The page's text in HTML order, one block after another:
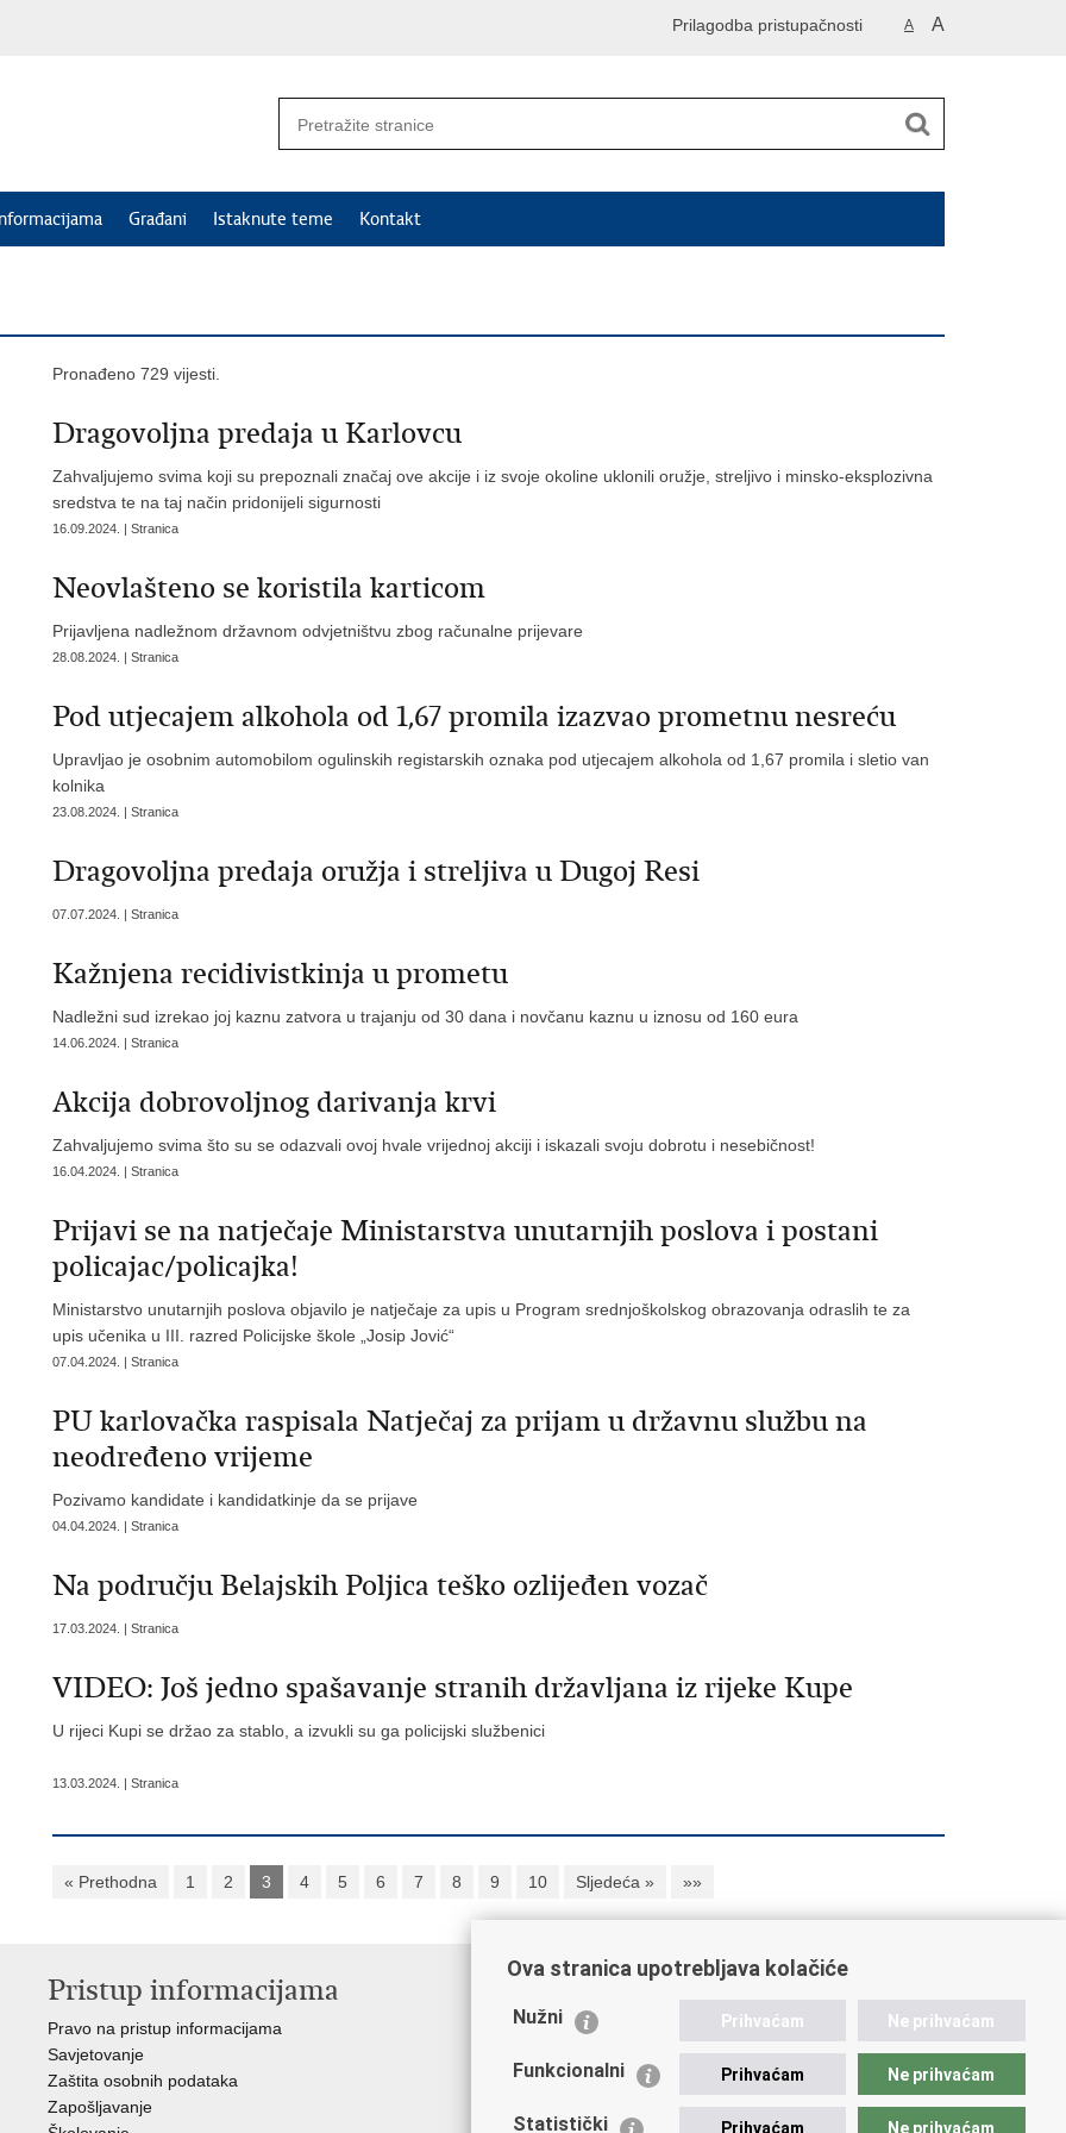
A A
Prilagodba pristupačnosti
Građani Istaknute teme Kontakt
Pronađeno 729 vijesti.
Dragovoljna predaja u Karlovcu
Zahvaljujemo svima koji su prepoznali značaj ove akcije i iz svoje okoline uklonili oružje, streljivo i minsko-eksplozivna
sredstva te na taj način pridonijeli sigurnosti
16.09.2024. | Stranica
Neovlašteno se koristila karticom
Prijavljena nadležnom državnom odvjetništvu zbog računalne prijevare
28.08.2024. | Stranica
Pod utjecajem alkohola od 1,67 promila izazvao prometnu nesreću
Upravljao je osobnim automobilom ogulinskih registarskih oznaka pod utjecajem alkohola od 1,67 promila i sletio van
kolnika
23.08.2024. | Stranica
Dragovoljna predaja oružja i streljiva u Dugoj Resi
07.07.2024. | Stranica
Kažnjena recidivistkinja u prometu
Nadležni sud izrekao joj kaznu zatvora u trajanju od 30 dana i novčanu kaznu u iznosu od 160 eura
14.06.2024. | Stranica
Akcija dobrovoljnog darivanja krvi
Zahvaljujemo svima što su se odazvali ovoj hvale vrijednoj akciji i iskazali svoju dobrotu i nesebičnost!
16.04.2024. | Stranica
Prijavi se na natječaje Ministarstva unutarnjih poslova i postani
policajac/policajka!
Ministarstvo unutarnjih poslova objavilo je natječaje za upis u Program srednjoškolskog obrazovanja odraslih te za
upis učenika u III. razred Policijske škole „Josip Jović“
07.04.2024. | Stranica
PU karlovačka raspisala Natječaj za prijam u državnu službu na
neodređeno vrijeme
Pozivamo kandidate i kandidatkinje da se prijave
04.04.2024. | Stranica
Na području Belajskih Poljica teško ozlijeđen vozač
17.03.2024. | Stranica
VIDEO: Još jedno spašavanje stranih državljana iz rijeke Kupe
U rijeci Kupi se držao za stablo, a izvukli su ga policijski službenici
13.03.2024. | Stranica
« Prethodna 1 2 3 4 5 6 7 8 9 10 Sljedeća » »»
Pristup informacijama
Pravo na pristup informacijama
Savjetovanje
Zaštita osobnih podataka
Zapošljavanje
Važne poveznice
Ministarstvo unutarnjih poslova
Udruge
Ova stranica upotrebljava kolačiće
Nužni Prihvaćam Ne prihvaćam
Funkcionalni Prihvaćam Ne prihvaćam
Statistički Prihvaćam Ne prihvaćam